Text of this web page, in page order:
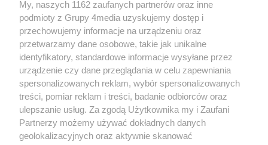
REKLAMA
My, naszych 1162 zaufanych partnerów oraz inne
podmioty z Grupy 4media uzyskujemy dostęp i
przechowujemy informacje na urządzeniu oraz
przetwarzamy dane osobowe, takie jak unikalne
identyfikatory, standardowe informacje wysyłane przez
urządzenie czy dane przeglądania w celu zapewniania
spersonalizowanych reklam, wybór spersonalizowanych
treści, pomiar reklam i treści, badanie odbiorców oraz
ulepszanie usług. Za zgodą Użytkownika my i Zaufani
Partnerzy możemy używać dokładnych danych
geolokalizacyjnych oraz aktywnie skanować